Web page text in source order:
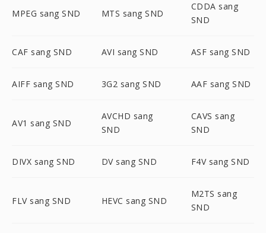
MPEG sang SND MTS sang SND
CDDA sang
SND
CAF sang SND AVI sang SND ASF sang SND
AIFF sang SND 3G2 sang SND AAF sang SND
AV1 sang SND
AVCHD sang
SND
CAVS sang
SND
DIVX sang SND DV sang SND F4V sang SND
FLV sang SND HEVC sang SND
M2TS sang
SND